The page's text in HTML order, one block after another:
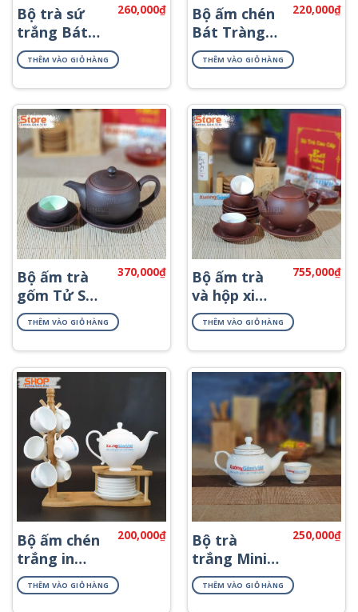
Bộ trà sứ
trắng Bát
Tràng giá rẻ
AT-56
260,000₫
THÊM VÀO GIỎ HÀNG
Bộ ấm chén
Bát Tràng
in logo ATK-
08
220,000₫
THÊM VÀO GIỎ HÀNG
Bộ ấm trà
gốm Tử Sa
đẹp ATS-79
370,000₫
THÊM VÀO GIỎ HÀNG
Bộ ấm trà
và hộp xi
quà tặng
ATS-82
755,000₫
THÊM VÀO GIỎ HÀNG
Bộ ấm chén
trắng in
logo AT-60
200,000₫
THÊM VÀO GIỎ HÀNG
Bộ trà
trắng Mini
chỉ vàng
ATK-20
250,000₫
THÊM VÀO GIỎ HÀNG